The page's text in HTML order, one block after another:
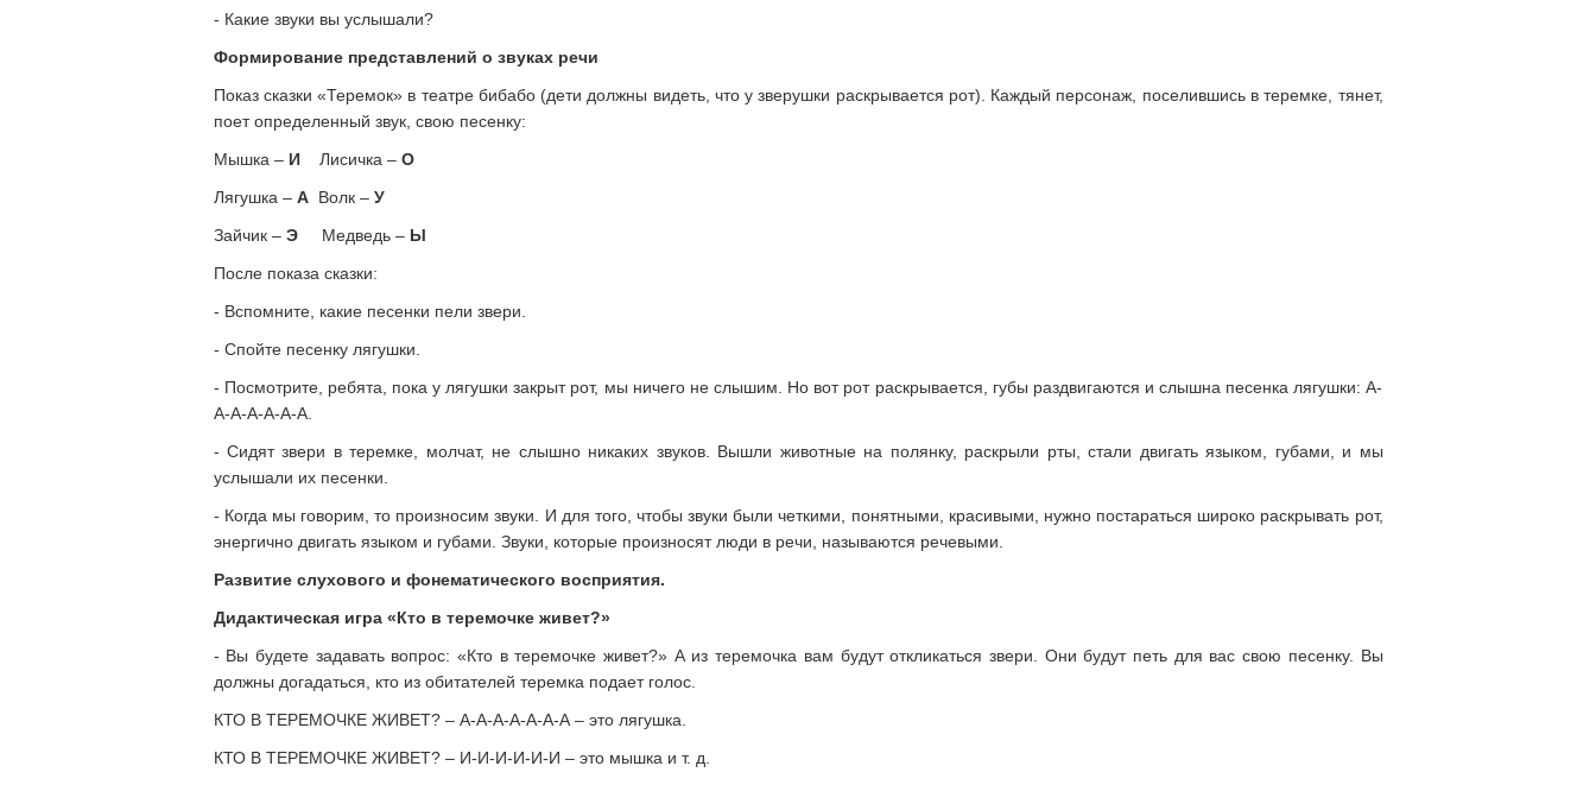
- Какие звуки вы услышали?
Формирование представлений о звуках речи
Показ сказки «Теремок» в театре бибабо (дети должны видеть, что у зверушки раскрывается рот). Каждый персонаж, поселившись в теремке, тянет,
поет определенный звук, свою песенку:
Мышка – ИЛисичка – О
Лягушка – АВолк – У
Зайчик – ЭМедведь – Ы
После показа сказки:
- Вспомните, какие песенки пели звери.
- Спойте песенку лягушки.
- Посмотрите, ребята, пока у лягушки закрыт рот, мы ничего не слышим. Но вот рот раскрывается, губы раздвигаются и слышна песенка лягушки: А-
А-А-А-А-А-А.
- Сидят звери в теремке, молчат, не слышно никаких звуков. Вышли животные на полянку, раскрыли рты, стали двигать языком, губами, и мы
услышали их песенки.
- Когда мы говорим, то произносим звуки. И для того, чтобы звуки были четкими, понятными, красивыми, нужно постараться широко раскрывать рот,
энергично двигать языком и губами. Звуки, которые произносят люди в речи, называются речевыми.
Развитие слухового и фонематического восприятия.
Дидактическая игра «Кто в теремочке живет?»
- Вы будете задавать вопрос: «Кто в теремочке живет?» А из теремочка вам будут откликаться звери. Они будут петь для вас свою песенку. Вы
должны догадаться, кто из обитателей теремка подает голос.
КТО В ТЕРЕМОЧКЕ ЖИВЕТ? – А-А-А-А-А-А-А – это лягушка.
КТО В ТЕРЕМОЧКЕ ЖИВЕТ? – И-И-И-И-И-И – это мышка и т. д.